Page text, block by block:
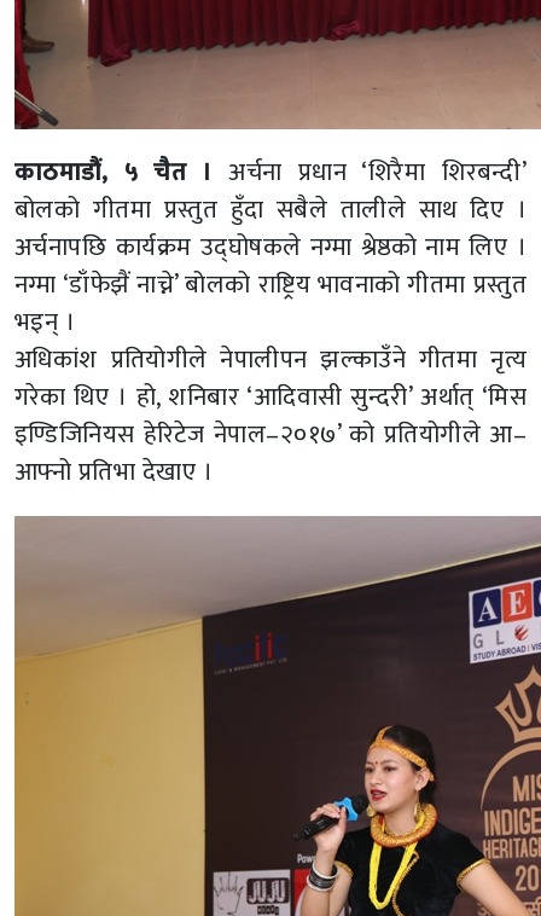
काठमाडौं, ५ चैत । अर्चना प्रधान ‘शिरैमा शिरबन्दी’
बोलको गीतमा प्रस्तुत हुँदा सबैले तालीले साथ दिए ।
अर्चनापछि कार्यक्रम उद्घोषकले नग्मा श्रेष्ठको नाम लिए ।
नग्मा ‘डाँफेझैं नाच्ने’ बोलको राष्ट्रिय भावनाको गीतमा प्रस्तुत
भइन् ।
अधिकांश प्रतियोगीले नेपालीपन झल्काउँने गीतमा नृत्य
गरेका थिए । हो, शनिबार ‘आदिवासी सुन्दरी’ अर्थात् ‘मिस
इण्डिजिनियस हेरिटेज नेपाल–२०१७’ को प्रतियोगीले आ–
आफ्नो प्रतिभा देखाए ।